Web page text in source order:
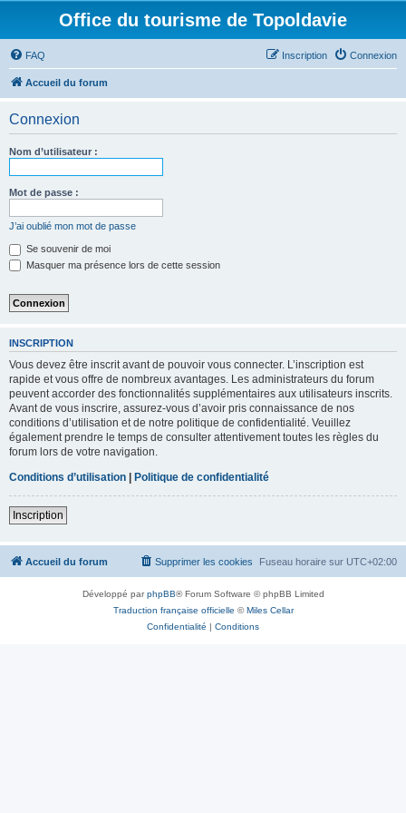
Office du tourisme de Topoldavie
FAQ Connexion
Inscription
Accueil du forum
Connexion
Nom d’utilisateur :
Mot de passe :
J’ai oublié mon mot de passe
Se souvenir de moi
Masquer ma présence lors de cette session
INSCRIPTION
Vous devez être inscrit avant de pouvoir vous connecter. L’inscription est
rapide et vous offre de nombreux avantages. Les administrateurs du forum
peuvent accorder des fonctionnalités supplémentaires aux utilisateurs inscrits.
Avant de vous inscrire, assurez-vous d’avoir pris connaissance de nos
conditions d’utilisation et de notre politique de confidentialité. Veuillez
également prendre le temps de consulter attentivement toutes les règles du
forum lors de votre navigation.
Conditions d’utilisation | Politique de confidentialité
Inscription
Accueil du forum Fuseau horaire sur UTC+02:00
Supprimer les cookies
Développé parphpBB® Forum Software © phpBB Limited
Traduction française officielle ©Miles Cellar
Confidentialité | Conditions